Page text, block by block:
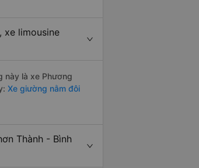
xe limousine
này là xe Phương
Xe giường nằm đôi
Thành - Bình